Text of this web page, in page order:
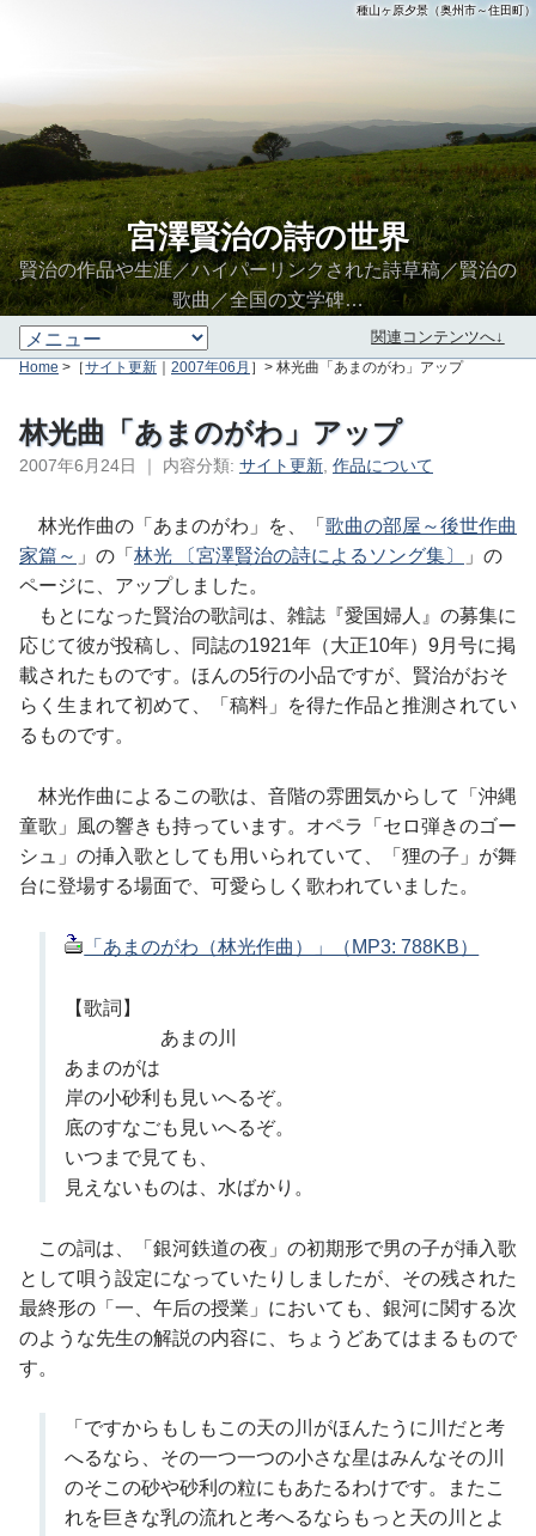
種山ヶ原夕景（奥州市～住田町）
宮澤賢治の詩の世界
賢治の作品や生涯／ハイパーリンクされた詩草稿／賢治の
歌曲／全国の文学碑…
関連コンテンツへ↓
Home >［サイト更新 ｜ 2007年06月 ］> 林光曲「あまのがわ」アップ
林光曲「あまのがわ」アップ
2007年6月24日 ｜ 内容分類: サイト更新 作品について
林光作曲の「あまのがわ」を、「 歌曲の部屋～後世作曲
家篇～ 」の「 林光 〔宮澤賢治の詩によるソング集〕
」の
ページに、アップしました。
もとになった賢治の歌詞は、雑誌『愛国婦人』の募集に
応じて彼が投稿し、同誌の1921年（大正10年）9月号に掲
載されたものです。ほんの5行の小品ですが、賢治がおそ
らく生まれて初めて、「稿料」を得た作品と推測されてい
るものです。
林光作曲によるこの歌は、音階の雰囲気からして「沖縄
童歌」風の響きも持っています。オペラ「セロ弾きのゴー
シュ」の挿入歌としても用いられていて、「狸の子」が舞
台に登場する場面で、可愛らしく歌われていました。
「あまのがわ（林光作曲）」（MP3: 788KB）
【歌詞】
あまの川
あまのがは
岸の小砂利も見いへるぞ。
底のすなごも見いへるぞ。
いつまで見ても、
見えないものは、水ばかり。
この詞は、「銀河鉄道の夜」の初期形で男の子が挿入歌
として唄う設定になっていたりしましたが、その残された
最終形の「一、午后の授業」においても、銀河に関する次
のような先生の解説の内容に、ちょうどあてはまるもので
す。
「ですからもしもこの天の川がほんたうに川だと考
へるなら、その一つ一つの小さな星はみんなその川
のそこの砂や砂利の粒にもあたるわけです。またこ
れを巨きな乳の流れと考へるならもっと天の川とよ